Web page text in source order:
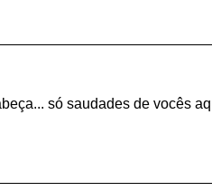
só saudades de vocês